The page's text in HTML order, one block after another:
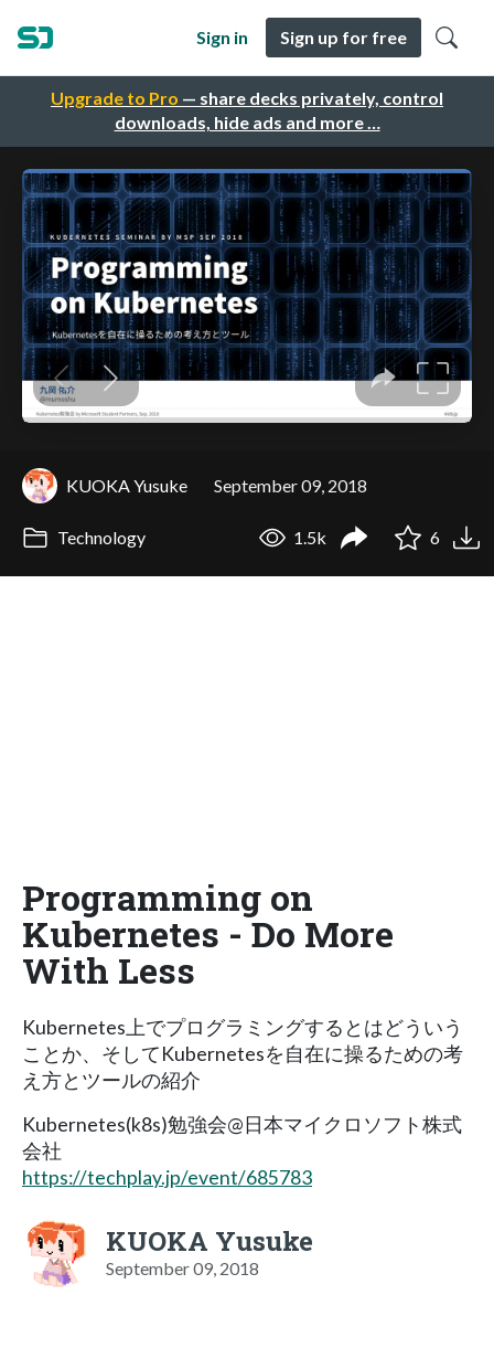
Upgrade to Pro — share decks privately, control
downloads, hide ads and more …
Sign in Sign up for free
KUOKA Yusuke September 09, 2018
Technology 1.5k 6
Programming on
Kubernetes - Do More
With Less
Kubernetes上でプログラミングするとはどういう
ことか、そしてKubernetesを自在に操るための考
え方とツールの紹介
Kubernetes(k8s)勉強会@日本マイクロソフト株式
会社
https://techplay.jp/event/685783
KUOKA Yusuke
September 09, 2018